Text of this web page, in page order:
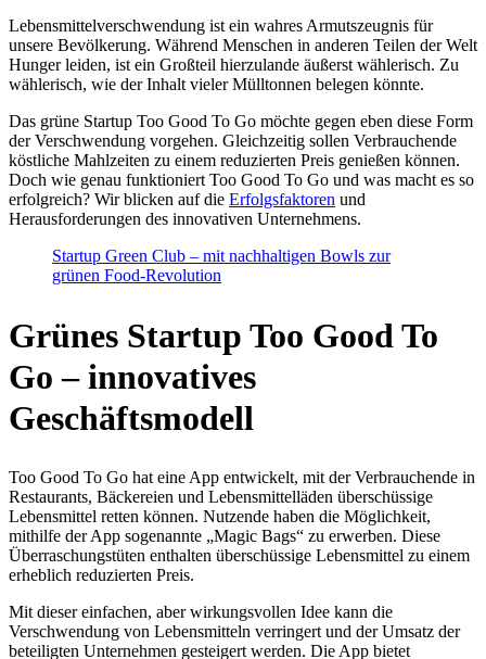
Lebensmittelverschwendung ist ein wahres Armutszeugnis für
unsere Bevölkerung. Während Menschen in anderen Teilen der Welt
Hunger leiden, ist ein Großteil hierzulande äußerst wählerisch. Zu
wählerisch, wie der Inhalt vieler Mülltonnen belegen könnte.
Das grüne Startup Too Good To Go möchte gegen eben diese Form
der Verschwendung vorgehen. Gleichzeitig sollen Verbrauchende
köstliche Mahlzeiten zu einem reduzierten Preis genießen können.
Doch wie genau funktioniert Too Good To Go und was macht es so
erfolgreich? Wir blicken auf die Erfolgsfaktoren und
Herausforderungen des innovativen Unternehmens.
Startup Green Club – mit nachhaltigen Bowls zur
grünen Food-Revolution
Grünes Startup Too Good To
Go – innovatives
Geschäftsmodell
Too Good To Go hat eine App entwickelt, mit der Verbrauchende in
Restaurants, Bäckereien und Lebensmittelläden überschüssige
Lebensmittel retten können. Nutzende haben die Möglichkeit,
mithilfe der App sogenannte „Magic Bags“ zu erwerben. Diese
Überraschungstüten enthalten überschüssige Lebensmittel zu einem
erheblich reduzierten Preis.
Mit dieser einfachen, aber wirkungsvollen Idee kann die
Verschwendung von Lebensmitteln verringert und der Umsatz der
beteiligten Unternehmen gesteigert werden. Die App bietet